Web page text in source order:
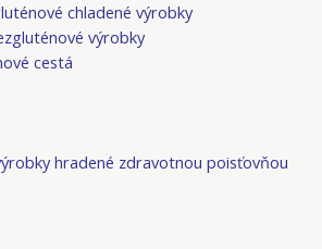
chladené výrobky
výrobky
cestá
hradené zdravotnou poisťovňou